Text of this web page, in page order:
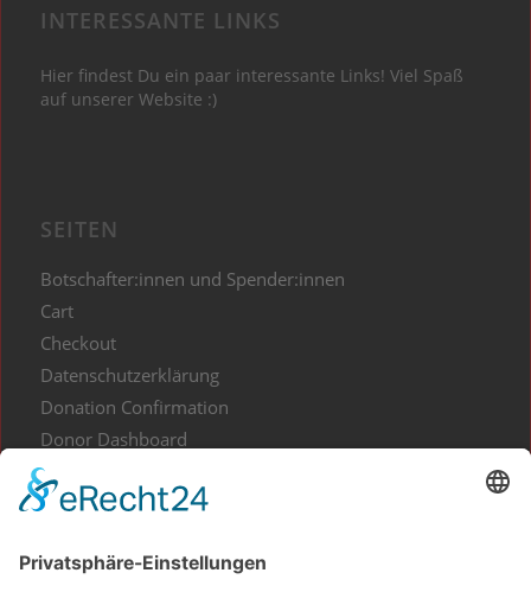
INTERESSANTE LINKS
Hier findest Du ein paar interessante Links! Viel Spaß
auf unserer Website :)
SEITEN
Botschafter:innen und Spender:innen
Cart
Checkout
Datenschutzerklärung
Donation Confirmation
Donor Dashboard
Events
Gesundes aus Kunst und Kultur
Impressum